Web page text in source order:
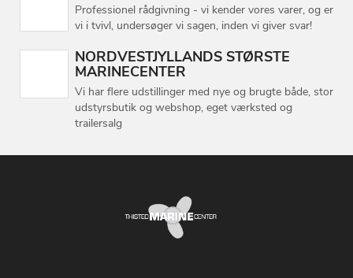
Professionel rådgivning - vi kender vores varer, og er
vi i tvivl, undersøger vi sagen, inden vi giver svar!
NORDVESTJYLLANDS STØRSTE
MARINECENTER
Vi har flere udstillinger med nye og brugte både, stor
udstyrsbutik og webshop, eget værksted og
trailersalg